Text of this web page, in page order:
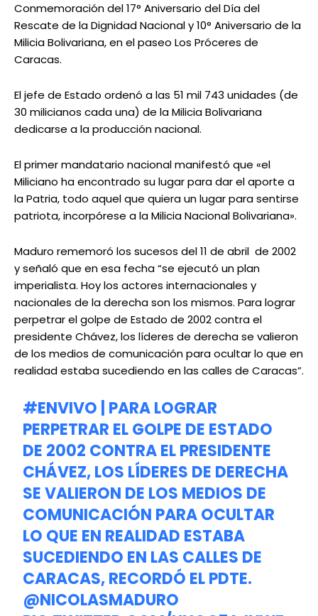
Conmemoración del 17° Aniversario del Día del
Rescate de la Dignidad Nacional y 10° Aniversario de la
Milicia Bolivariana, en el paseo Los Próceres de
Caracas.
El jefe de Estado ordenó a las 51 mil 743 unidades (de
30 milicianos cada una) de la Milicia Bolivariana
dedicarse a la producción nacional.
El primer mandatario nacional manifestó que «el
Miliciano ha encontrado su lugar para dar el aporte a
la Patria, todo aquel que quiera un lugar para sentirse
patriota, incorpórese a la Milicia Nacional Bolivariana».
Maduro rememoró los sucesos del 11 de abril de 2002
y señaló que en esa fecha “se ejecutó un plan
imperialista. Hoy los actores internacionales y
nacionales de la derecha son los mismos. Para lograr
perpetrar el golpe de Estado de 2002 contra el
presidente Chávez, los líderes de derecha se valieron
de los medios de comunicación para ocultar lo que en
realidad estaba sucediendo en las calles de Caracas”.
#ENVIVO | PARA LOGRAR
PERPETRAR EL GOLPE DE ESTADO
DE 2002 CONTRA EL PRESIDENTE
CHÁVEZ, LOS LÍDERES DE DERECHA
SE VALIERON DE LOS MEDIOS DE
COMUNICACIÓN PARA OCULTAR
LO QUE EN REALIDAD ESTABA
SUCEDIENDO EN LAS CALLES DE
CARACAS, RECORDÓ EL PDTE.
@NICOLASMADURO